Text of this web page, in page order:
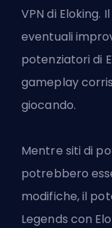
VPN di Eloking.
eventuali
potenziatori di
gameplay
giocando.
Mentre siti di
potrebbero
modifiche, il
Legends con